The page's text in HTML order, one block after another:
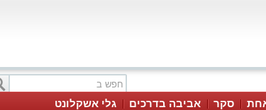
סקר אביבה בדרכים גלי אשקלונט